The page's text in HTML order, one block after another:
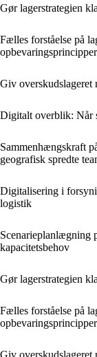
Gør lagerstrategien
Fælles forståelse på
opbevaringsprincipper
Giv
Digitalt overblik: Når
Sammenhængskraft
geografisk spredte
Digitalisering i
logistik
Scenarieplanlægning
kapacitetsbehov
Gør lagerstrategien
Fælles forståelse på
opbevaringsprincipper
Giv